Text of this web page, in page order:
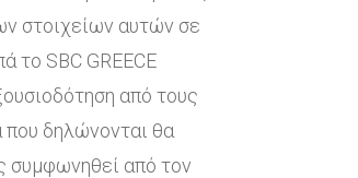
στοιχείων αυτών σε
το SBC GREECE
από τους
που δηλώνονται θα
συμφωνηθεί από τον